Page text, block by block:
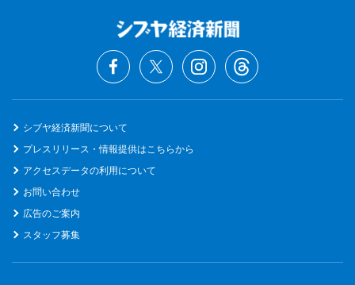
シブヤ経済新聞について
プレスリリース・情報提供はこちらから
アクセスデータの利用について
お問い合わせ
広告のご案内
スタッフ募集